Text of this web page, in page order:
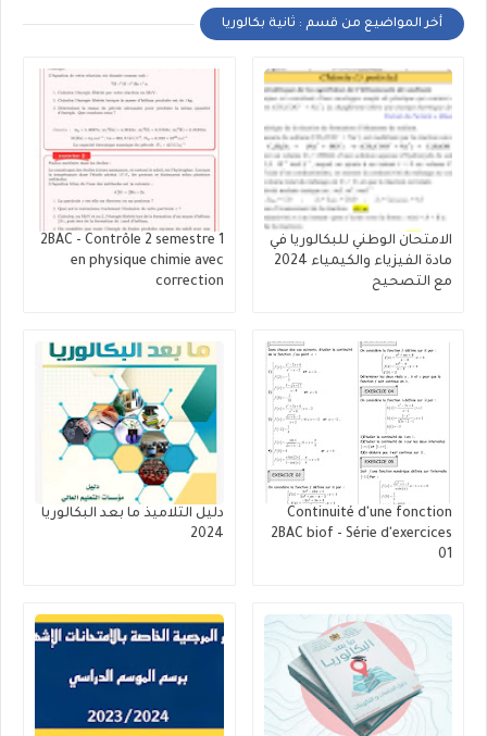
أخر المواضيع من قسم : ثانية بكالوريا
الامتحان الوطني للبكالوريا في
مادة الفيزياء والكيمياء 2024
مع التصحيح
2BAC - Contrôle 2 semestre 1
en physique chimie avec
correction
Continuité d'une fonction
2BAC biof - Série d'exercices
01
دليل التلاميذ ما بعد البكالوريا
2024